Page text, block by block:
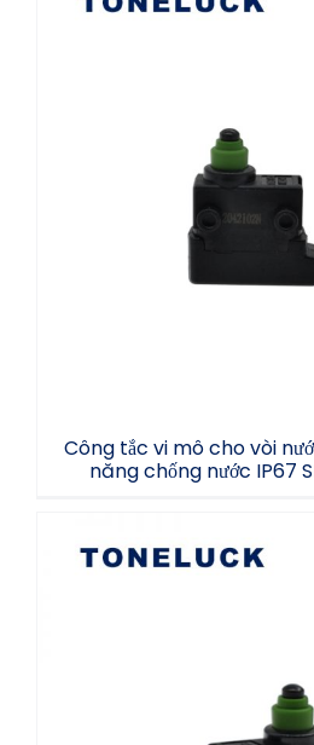
Công tắc vi mô cho vòi
khả năng chống nước
24VDC
Công tắc vi mô cho vòi
năng chống nước IP67